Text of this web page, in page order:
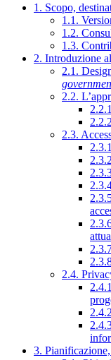
1. Scopo,
1.1.
1.2.
1.3.
2. Introduzione
2.1.
2.2.
2.3.
2.4.
3.